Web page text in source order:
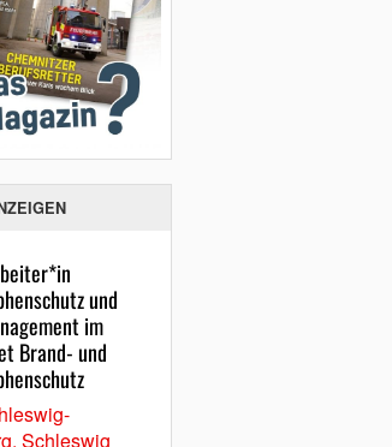
und
im
Brand- und
Schleswig